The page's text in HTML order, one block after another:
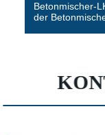
Betonmischer-
der